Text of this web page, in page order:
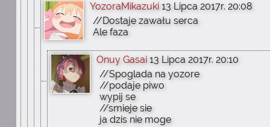
YozoraMikazuki 13 Lipca 2017r. 20:08
//Dostaje zawału serca
Ale faza
Onuy Gasai 13 Lipca 2017r. 20:10
//Spoglada na yozore
//podaje piwo
wypij se
//smieje sie
ja dzis nie moge